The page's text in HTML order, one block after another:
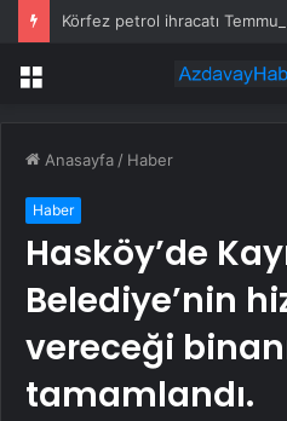
Menü
Anasayfa / Haber
Haber
Hasköy’de
Belediye’nin
vereceği
tamamlandı.